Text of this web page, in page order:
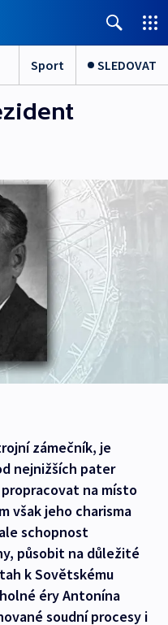
Sport SLEDOVAT
zámečník, je
nejnižších pater
na místo
však jeho charisma
schopnost
působit na důležité
k Sovětskému
éry Antonína
soudní procesy i